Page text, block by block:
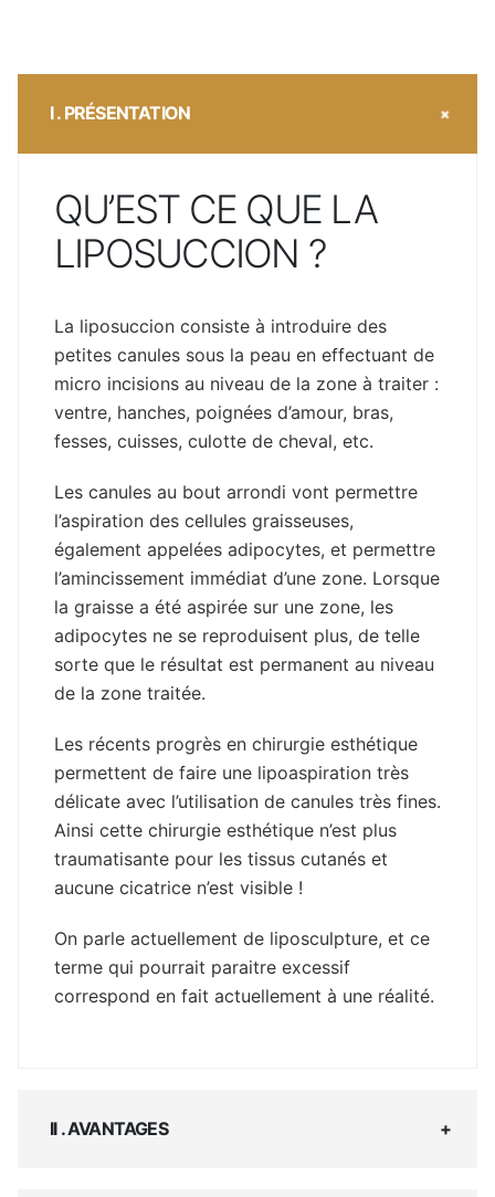
I . PRÉSENTATION
QU’EST CE QUE LA
LIPOSUCCION ?
La liposuccion consiste à introduire des
petites canules sous la peau en effectuant de
micro incisions au niveau de la zone à traiter :
ventre, hanches, poignées d’amour, bras,
fesses, cuisses, culotte de cheval, etc.
Les canules au bout arrondi vont permettre
l’aspiration des cellules graisseuses,
également appelées adipocytes, et permettre
l’amincissement immédiat d’une zone. Lorsque
la graisse a été aspirée sur une zone, les
adipocytes ne se reproduisent plus, de telle
sorte que le résultat est permanent au niveau
de la zone traitée.
Les récents progrès en chirurgie esthétique
permettent de faire une lipoaspiration très
délicate avec l’utilisation de canules très fines.
Ainsi cette chirurgie esthétique n’est plus
traumatisante pour les tissus cutanés et
aucune cicatrice n’est visible !
On parle actuellement de liposculpture, et ce
terme qui pourrait paraitre excessif
correspond en fait actuellement à une réalité.
II . AVANTAGES